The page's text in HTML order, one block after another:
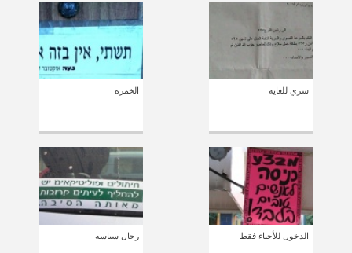
سري للغايه الخمره
الدخول للأحياء فقط رجال سياسه